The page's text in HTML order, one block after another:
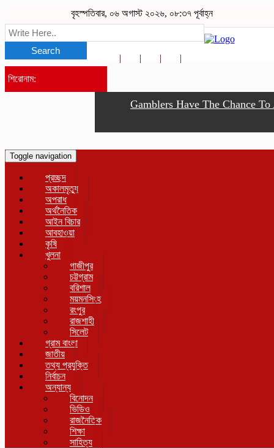
বৃহস্পতিবার, ০৬ অগাস্ট ২০২৬, ০৮:৩৭ পূর্বাহ্ন
Search
শিরোনাম:
Gamblers Have The Chance To
ও সুশীল সমাজের সম্মানে সাইদ জুটনের ইফতার মাহফিল অনুষ্ঠিত।-গাজীপুর
বৃহস্পতিবার,
অগাস্ট
Toggle navigation
প্রচ্ছদ
অকালমৃত্যু
অপরাধ
অর্থনৈতিক
আইন বিচার
আবহাওয়া
কৃষি
খুলনা
গাজীপুর
চট্টগ্রাম
বরিশাল
ময়মনসিংহ
রংপুর
রাজশাহী
সিলেট
গ্রাম বাংলা
জাতীয়
তথ্য প্রযুক্তি
নির্বাচন
অন্যান্য
বিনোদন
ভিডিও
রাজনৈতিক
শিক্ষা
সাহিত্য